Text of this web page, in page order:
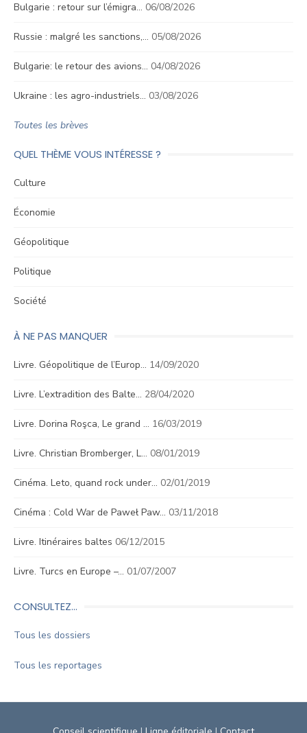
Bulgarie : retour sur l’émigra… 06/08/2026
Russie : malgré les sanctions,… 05/08/2026
Bulgarie: le retour des avions… 04/08/2026
Ukraine : les agro-industriels… 03/08/2026
Toutes les brèves
QUEL THÈME VOUS INTÉRESSE ?
Culture
Économie
Géopolitique
Politique
Société
À NE PAS MANQUER
Livre. Géopolitique de l’Europ… 14/09/2020
Livre. L’extradition des Balte… 28/04/2020
Livre. Dorina Roşca, Le grand … 16/03/2019
Livre. Christian Bromberger, L… 08/01/2019
Cinéma. Leto, quand rock under… 02/01/2019
Cinéma : Cold War de Paweł Paw… 03/11/2018
Livre. Itinéraires baltes 06/12/2015
Livre. Turcs en Europe –… 01/07/2007
CONSULTEZ…
Tous les dossiers
Tous les reportages